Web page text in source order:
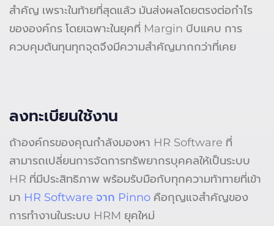
สำคัญ เพราะในท้ายที่สุดแล้ว มันส่งผลโดยตรงต่อกำไร
ขององค์กร โดยเฉพาะในยุคที่ Margin บีบแคบ การ
ควบคุมต้นทุนทุกจุดจึงมีความสำคัญมากกว่าที่เคย
ลงทะเบียนใช้งาน
ถ้าองค์กรของคุณกำลังมองหา HR Software ที่
สามารถเปลี่ยนการจัดการทรัพยากรบุคคลให้เป็นระบบ
HR ที่มีประสิทธิภาพ พร้อมรับมือกับทุกความท้าทายที่เข้า
มา HR Software จาก Pinno คือกุญแจสำคัญของ
การทำงานในระบบ HRM ยุคใหม่